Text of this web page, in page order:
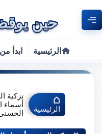
الرئيسية ابدأ
الرئيسية
تزكية
أسماء